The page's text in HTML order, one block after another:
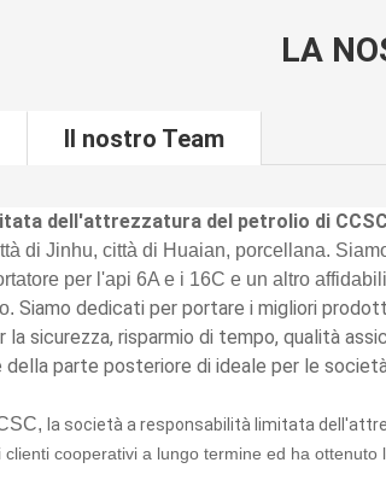
LA
Il nostro Team
dell'attrezzatura del petrolio di CCSC
di Jinhu, città di Huaian, porcellana.
per l'api 6A e i 16C e un altro
Siamo dedicati per portare i migliori
sicurezza, risparmio di tempo, qualità
parte posteriore di ideale per le
la società a responsabilità limitata
clienti cooperativi a lungo termine ed ha ottenuto